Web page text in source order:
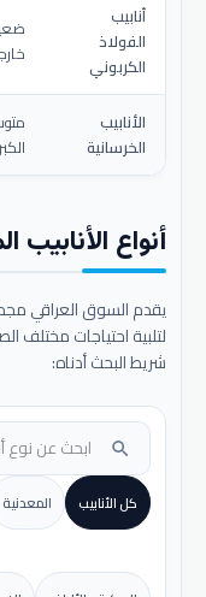
أنابيب
الفولاذ
الكربوني
الأنابيب
الخرسانية
أنواع الأنابيب
يقدم السوق العراقي
لتلبية احتياجات مختلف
شريط البحث أدناه:
search
كل الأنابيب المعدنية